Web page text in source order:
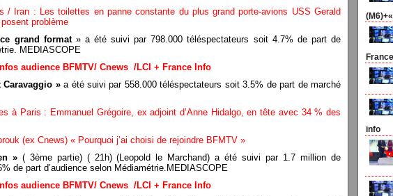
/ Iran : Les toilettes en panne constante du plus grand porte-avions USS Gerald
problème
grand format» a été suivi par 798.000 téléspectateurs soit 4.7% de part de
MEDIASCOPE
audience BFMTV/ Cnews /LCI + France Info
»a été suivi par 558.000 téléspectateurs soit 3.5% de part de marché
à Paris : Emmanuel Grégoire, ex adjoint d’Anne Hidalgo, en tête avec 34 % des
(ex Cnews) « Pourquoi j’ai choisi de rejoindre BFMTV »
» ( 3ème partie) ( 21h) (Leopold le Marchand) a été suivi par 1.7 million de
de part d’audience selon Médiamétrie.MEDIASCOPE
audience BFMTV/ Cnews /LCI + France Info
info